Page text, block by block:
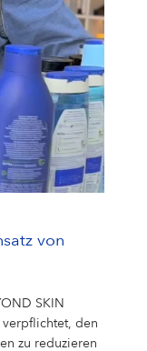
von
SKIN
verpflichtet, den
zu reduzieren